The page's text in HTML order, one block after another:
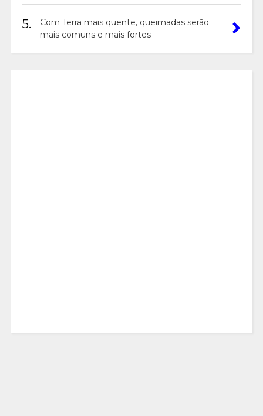
5.
Com Terra mais quente, queimadas serão
mais comuns e mais fortes